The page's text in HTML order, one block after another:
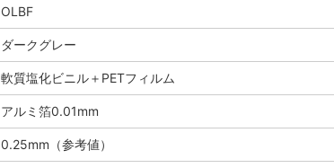
OLBF
ダークグレー
軟質塩化ビニル＋PETフィルム
アルミ箔0.01mm
0.25mm（参考値）